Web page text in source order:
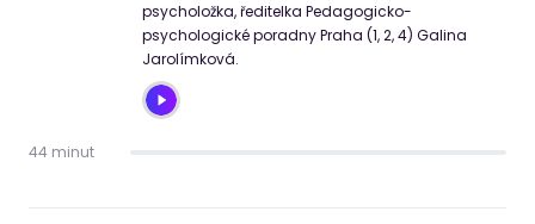
psycholožka, ředitelka Pedagogicko-
psychologické poradny Praha (1, 2, 4) Galina
Jarolímková.
44 minut